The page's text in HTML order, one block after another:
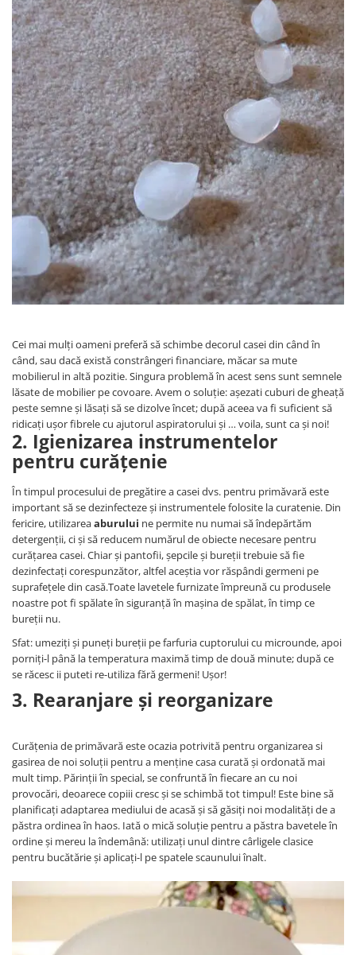
Cei mai mulți oameni preferă să schimbe decorul casei din când în
când, sau dacă există constrângeri financiare, măcar sa mute
mobilierul in altă pozitie. Singura problemă în acest sens sunt semnele
lăsate de mobilier pe covoare. Avem o soluție: așezati cuburi de gheață
peste semne și lăsați să se dizolve încet; după aceea va fi suficient să
ridicați ușor fibrele cu ajutorul aspiratorului și … voila, sunt ca și noi!
2. Igienizarea instrumentelor
pentru curățenie
În timpul procesului de pregătire a casei dvs. pentru primăvară este
important să se dezinfecteze și instrumentele folosite la curatenie. Din
fericire, utilizareaaburului ne permite nu numai să îndepărtăm
detergenții, ci și să reducem numărul de obiecte necesare pentru
curățarea casei. Chiar și pantofii, șepcile și bureții trebuie să fie
dezinfectați corespunzător, altfel aceștia vor răspândi germeni pe
suprafețele din casă.Toate lavetele furnizate împreună cu produsele
noastre pot fi spălate în siguranță în mașina de spălat, în timp ce
bureții nu.
Sfat: umeziți și puneți bureții pe farfuria cuptorului cu microunde, apoi
porniți-l până la temperatura maximă timp de două minute; după ce
se răcesc ii puteti re-utiliza fără germeni! Uşor!
3. Rearanjare și reorganizare
Curățenia de primăvară este ocazia potrivită pentru organizarea si
gasirea de noi soluții pentru a menține casa curată și ordonată mai
mult timp. Părinții în special, se confruntă în fiecare an cu noi
provocări, deoarece copiii cresc și se schimbă tot timpul! Este bine să
planificați adaptarea mediului de acasă și să găsiți noi modalități de a
păstra ordinea în haos. Iată o mică soluție pentru a păstra bavetele în
ordine și mereu la îndemână: utilizați unul dintre cârligele clasice
pentru bucătărie și aplicați-l pe spatele scaunului înalt.